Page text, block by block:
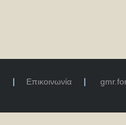
Επικοινωνία